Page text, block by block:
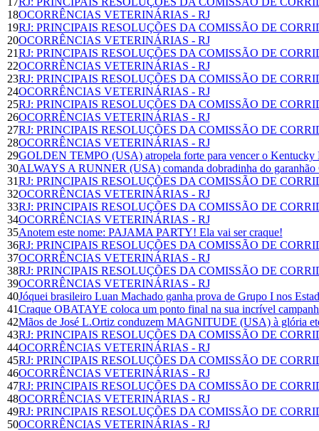
18OCORRÊNCIAS VETERINÁRIAS - RJ
19RJ: PRINCIPAIS RESOLUÇÕES DA COMISSÃO DE
20OCORRÊNCIAS VETERINÁRIAS - RJ
21RJ: PRINCIPAIS RESOLUÇÕES DA COMISSÃO DE
22OCORRÊNCIAS VETERINÁRIAS - RJ
23RJ: PRINCIPAIS RESOLUÇÕES DA COMISSÃO DE
24OCORRÊNCIAS VETERINÁRIAS - RJ
25RJ: PRINCIPAIS RESOLUÇÕES DA COMISSÃO DE
26OCORRÊNCIAS VETERINÁRIAS - RJ
27RJ: PRINCIPAIS RESOLUÇÕES DA COMISSÃO DE
28OCORRÊNCIAS VETERINÁRIAS - RJ
29GOLDEN TEMPO (USA) atropela forte para vencer o Kentucky
30ALWAYS A RUNNER (USA) comanda dobradinha do
31RJ: PRINCIPAIS RESOLUÇÕES DA COMISSÃO DE
32OCORRÊNCIAS VETERINÁRIAS - RJ
33RJ: PRINCIPAIS RESOLUÇÕES DA COMISSÃO DE
34OCORRÊNCIAS VETERINÁRIAS - RJ
35Anotem este nome: PAJAMA PARTY! Ela vai ser craque!
36RJ: PRINCIPAIS RESOLUÇÕES DA COMISSÃO DE
37OCORRÊNCIAS VETERINÁRIAS - RJ
38RJ: PRINCIPAIS RESOLUÇÕES DA COMISSÃO DE
39OCORRÊNCIAS VETERINÁRIAS - RJ
40Jóquei brasileiro Luan Machado ganha prova de Grupo I nos
41Craque OBATAYE coloca um ponto final na sua incrível
42Mãos de José L.Ortiz conduzem MAGNITUDE (USA) à glória
43RJ: PRINCIPAIS RESOLUÇÕES DA COMISSÃO DE
44OCORRÊNCIAS VETERINÁRIAS - RJ
45RJ: PRINCIPAIS RESOLUÇÕES DA COMISSÃO DE
46OCORRÊNCIAS VETERINÁRIAS - RJ
47RJ: PRINCIPAIS RESOLUÇÕES DA COMISSÃO DE
48OCORRÊNCIAS VETERINÁRIAS - RJ
49RJ: PRINCIPAIS RESOLUÇÕES DA COMISSÃO DE
50OCORRÊNCIAS VETERINÁRIAS - RJ